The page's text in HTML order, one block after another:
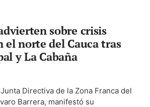
sobre crisis
el norte del Cauca tras
y La Cabaña
Directiva de la Zona Franca del
Barrera, manifestó su